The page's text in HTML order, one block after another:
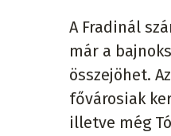
A Fradinál
már a
összejöhet.
fővárosiak
illetve még